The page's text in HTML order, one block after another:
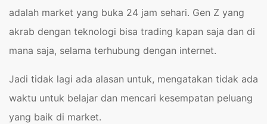
adalah market yang buka 24 jam sehari. Gen Z yang
akrab dengan teknologi bisa trading kapan saja dan di
mana saja, selama terhubung dengan internet.
Jadi tidak lagi ada alasan untuk, mengatakan tidak ada
waktu untuk belajar dan mencari kesempatan peluang
yang baik di market.